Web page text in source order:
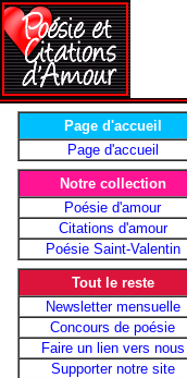
Page d'accueil
Page d'accueil
Notre collection
Poésie d'amour
Citations d'amour
Poésie Saint-Valentin
Tout le reste
Newsletter mensuelle
Concours de poésie
Faire un lien vers nous
Supporter notre site